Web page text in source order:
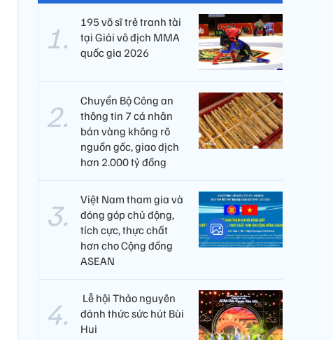
195 võ sĩ trẻ tranh tài
tại Giải vô địch MMA
quốc gia 2026
Chuyển Bộ Công an
thông tin 7 cá nhân
bán vàng không rõ
nguồn gốc, giao dịch
hơn 2.000 tỷ đồng
Việt Nam tham gia và
đóng góp chủ động,
tích cực, thực chất
hơn cho Cộng đồng
ASEAN
​ Lễ hội Thảo nguyên
đánh thức sức hút Bùi
Hui